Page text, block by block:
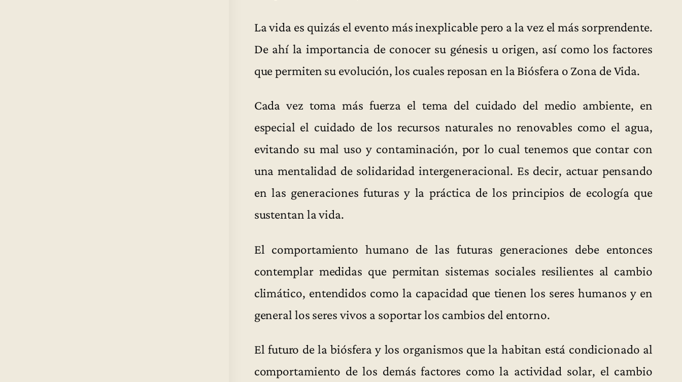
La vida es quizás el evento más inexplicable pero a la vez el más sorprendente.
De ahí la importancia de conocer su génesis u origen, así como los factores
que permiten su evolución, los cuales reposan en la Biósfera o Zona de Vida.
Cada vez toma más fuerza el tema del cuidado del medio ambiente, en
especial el cuidado de los recursos naturales no renovables como el agua,
evitando su mal uso y contaminación, por lo cual tenemos que contar con
una mentalidad de solidaridad intergeneracional. Es decir, actuar pensando
en las generaciones futuras y la práctica de los principios de ecología que
sustentan la vida.
El comportamiento humano de las futuras generaciones debe entonces
contemplar medidas que permitan sistemas sociales resilientes al cambio
climático, entendidos como la capacidad que tienen los seres humanos y en
general los seres vivos a soportar los cambios del entorno.
El futuro de la biósfera y los organismos que la habitan está condicionado al
comportamiento de los demás factores como la actividad solar, el cambio